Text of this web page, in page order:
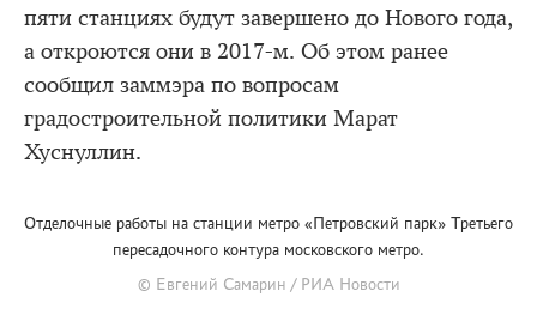
пяти станциях будут завершено до Нового года,
а откроются они в 2017-м. Об этом ранее
сообщил заммэра по вопросам
градостроительной политики Марат
Хуснуллин.
Отделочные работы на станции метро «Петровский парк» Третьего
пересадочного контура московского метро.
© Евгений Самарин / РИА Новости